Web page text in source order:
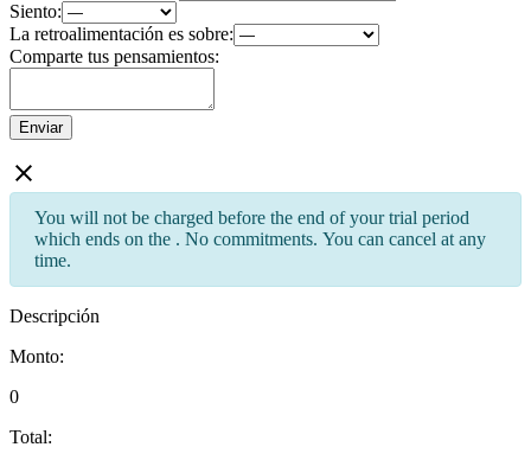
Siento:
La retroalimentación es sobre:
Comparte tus pensamientos:
Enviar
You will not be charged before the end of your trial period
which ends on the . No commitments. You can cancel at any
time.
Descripción
Monto:
0
Total: